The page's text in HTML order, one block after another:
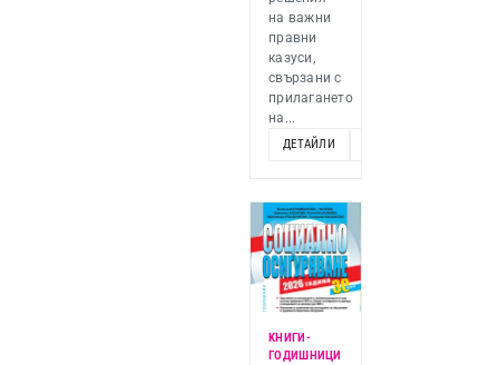
на важни
правни
казуси,
свързани с
прилагането
на...
ДЕТАЙЛИ
KНИГИ-
ГОДИШНИЦИ